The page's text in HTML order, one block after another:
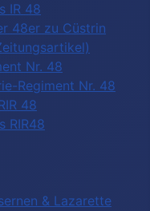
IR 48
48er zu Cüstrin
Nr. 48
Regiment Nr. 48
48
RIR48
& Lazarette